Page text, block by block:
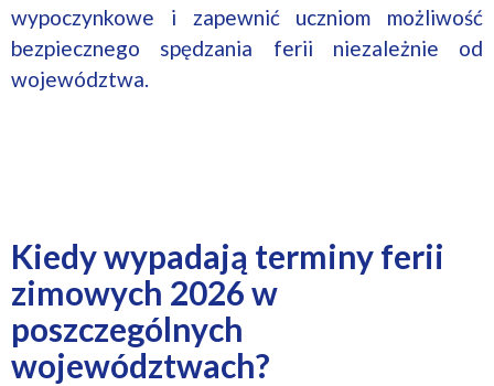
wypoczynkowe i zapewnić uczniom możliwość
bezpiecznego spędzania ferii niezależnie od
województwa.
Kiedy wypadają terminy ferii
zimowych 2026 w
poszczególnych
województwach?